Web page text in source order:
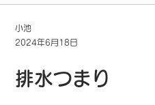
排水つまり
小池
2024年6月18日